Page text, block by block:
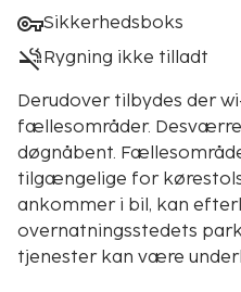
Sikkerhedsboks
Rygning ikke tilladt
Derudover tilbydes der
fællesområder.
døgnåbent.
tilgængelige for
ankommer i bil, kan
overnatningsstedets
tjenester kan være